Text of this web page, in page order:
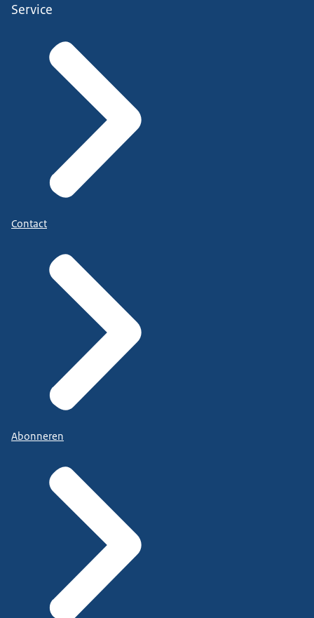
Service
Contact
Abonneren